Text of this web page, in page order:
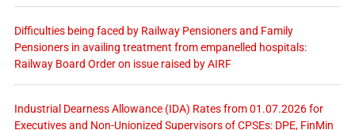
Difficulties being faced by Railway Pensioners and Family
Pensioners in availing treatment from empanelled hospitals:
Railway Board Order on issue raised by AIRF
Industrial Dearness Allowance (IDA) Rates from 01.07.2026 for
Executives and Non-Unionized Supervisors of CPSEs: DPE, FinMin